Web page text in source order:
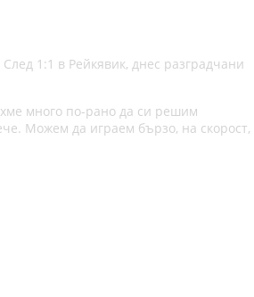
1:1 в Рейкявик, днес разградчани
много по-рано да си решим
Можем да играем бързо, на скорост,